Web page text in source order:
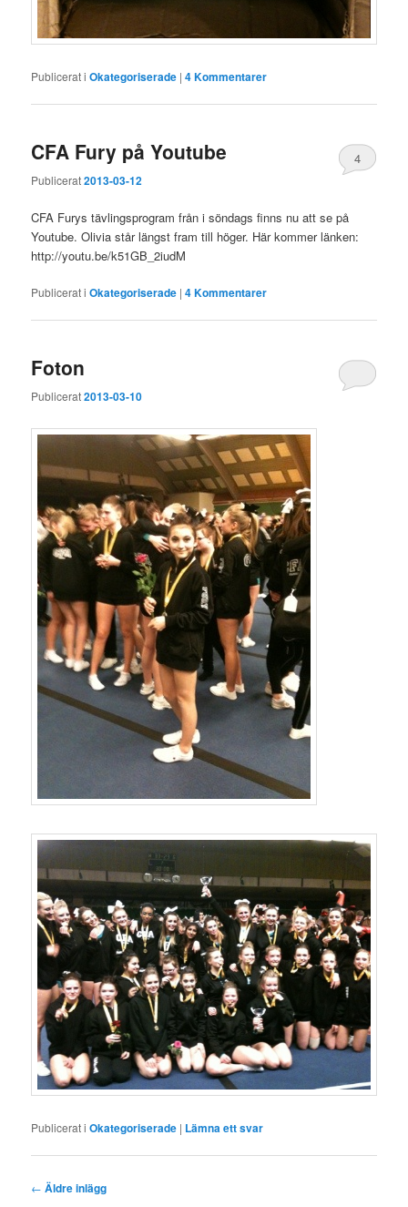
Publicerat i Okategoriserade |4Kommentarer
CFA Fury på Youtube
Publicerat2013-03-12
4
CFA Furys tävlingsprogram från i söndags finns nu att se på
Youtube. Olivia står längst fram till höger. Här kommer länken:
http://youtu.be/k51GB_2iudM
Publicerat i Okategoriserade |4Kommentarer
Foton
Publicerat2013-03-10
Publicerat i Okategoriserade | Lämna ett svar
Inläggsnavigering
← Äldre inlägg